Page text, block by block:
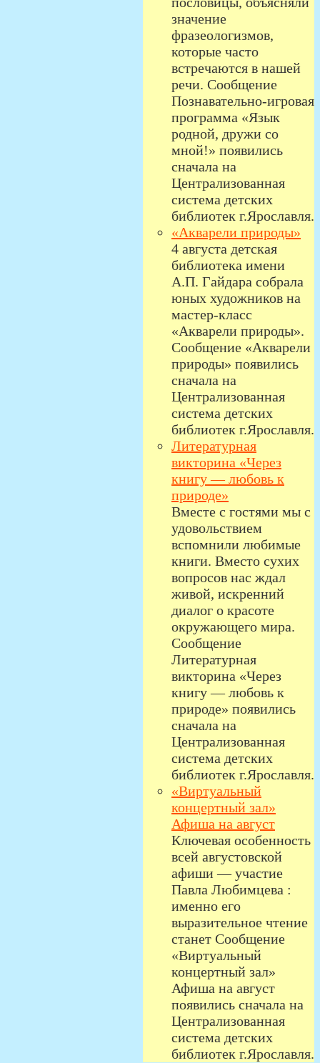
значение
фразеологизмов,
которые часто
встречаются в нашей
речи. Сообщение
Познавательно-игровая
программа «Язык
родной, дружи со
мной!» появились
сначала на
Централизованная
система детских
библиотек г.Ярославля.
«Акварели природы»
4 августа детская
библиотека имени
А.П. Гайдара собрала
юных художников на
мастер-класс
«Акварели природы».
Сообщение «Акварели
природы» появились
сначала на
Централизованная
система детских
библиотек г.Ярославля.
Литературная
викторина «Через
книгу — любовь к
природе»
Вместе с гостями мы с
удовольствием
вспомнили любимые
книги. Вместо сухих
вопросов нас ждал
живой, искренний
диалог о красоте
окружающего мира.
Сообщение
Литературная
викторина «Через
книгу — любовь к
природе» появились
сначала на
Централизованная
система детских
библиотек г.Ярославля.
«Виртуальный
концертный зал»
Афиша на август
Ключевая особенность
всей августовской
афиши — участие
Павла Любимцева :
именно его
выразительное чтение
станет Сообщение
«Виртуальный
концертный зал»
Афиша на август
появились сначала на
Централизованная
система детских
библиотек г.Ярославля.